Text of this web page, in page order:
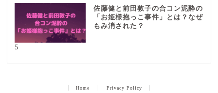
5
佐藤健と前田敦子の合コン泥酔の
「お姫様抱っこ事件」とは？なぜ
もみ消された？
Home Privacy Policy